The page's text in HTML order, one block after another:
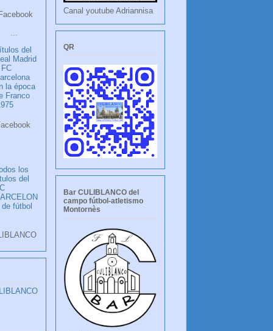
del
Madrid
la época
Franco
los
del
de fútbol
Canal youtube Adriannisa
QR
Bar CULIBLANCO del
campo fútbol-atletismo
Montornès